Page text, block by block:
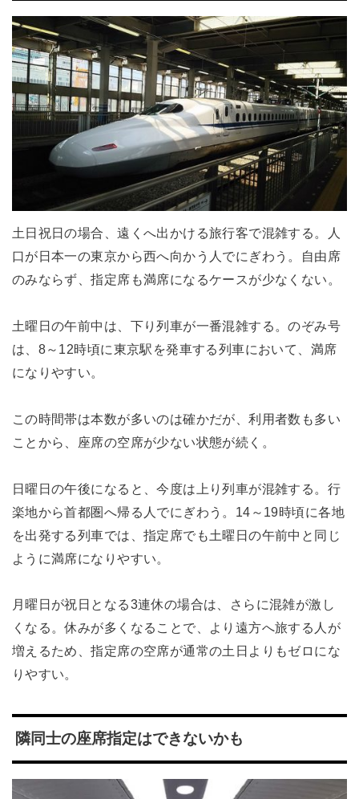
土日祝日の場合、遠くへ出かける旅行客で混雑する。人
口が日本一の東京から西へ向かう人でにぎわう。自由席
のみならず、指定席も満席になるケースが少なくない。
土曜日の午前中は、下り列車が一番混雑する。のぞみ号
は、8～12時頃に東京駅を発車する列車において、満席
になりやすい。
この時間帯は本数が多いのは確かだが、利用者数も多い
ことから、座席の空席が少ない状態が続く。
日曜日の午後になると、今度は上り列車が混雑する。行
楽地から首都圏へ帰る人でにぎわう。14～19時頃に各地
を出発する列車では、指定席でも土曜日の午前中と同じ
ように満席になりやすい。
月曜日が祝日となる3連休の場合は、さらに混雑が激し
くなる。休みが多くなることで、より遠方へ旅する人が
増えるため、指定席の空席が通常の土日よりもゼロにな
りやすい。
隣同士の座席指定はできないかも